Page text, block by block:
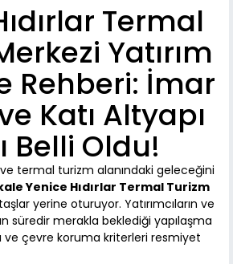
Termal
Yatırım
Rehberi: İmar
Katı Altyapı
Belli Oldu!
ve termal turizm alanındaki geleceğini
Yenice Hıdırlar Termal Turizm
yerine oturuyor. Yatırımcıların ve
süredir merakla beklediği yapılaşma
ve çevre koruma kriterleri resmiyet